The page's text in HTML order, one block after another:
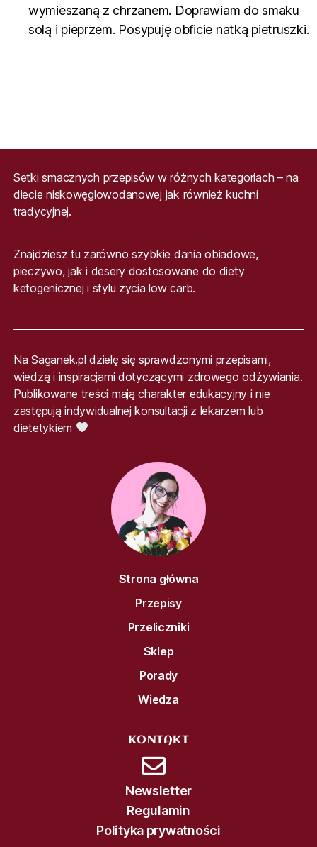
wymieszaną z chrzanem. Doprawiam do smaku
solą i pieprzem. Posypuję obficie natką pietruszki.
Setki smacznych przepisów w różnych kategoriach – na
diecie niskowęglowodanowej jak również kuchni
tradycyjnej.
Znajdziesz tu zarówno szybkie dania obiadowe,
pieczywo, jak i desery dostosowane do diety
ketogenicznej i stylu życia low carb.
Na Saganek.pl dzielę się sprawdzonymi przepisami,
wiedzą i inspiracjami dotyczącymi zdrowego odżywiania.
Publikowane treści mają charakter edukacyjny i nie
zastępują indywidualnej konsultacji z lekarzem lub
dietetykiem
Strona główna
Przepisy
Przeliczniki
Sklep
Porady
Wiedza
KONTAKT
Newsletter
Regulamin
Polityka prywatności